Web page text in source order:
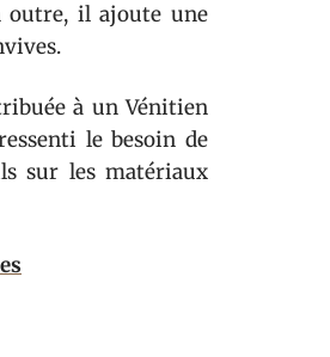
outre, il ajoute une
à un Vénitien
le besoin de
sur les matériaux